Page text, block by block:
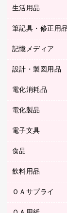
２穴リフィ
３０穴リフ
ＰＯＰ用品
スティックの
スプレーの
セロハンテー
デスクトレー
デスクマット
フロアケース
ブックエン
カウネットギ
カウネット
カウネットギ
生活用品
その他雑貨
キッチン用品
スポーツ・
スリッパ・サ
ティッシュペ
トイレットペ
ハンドソープ
ペーパータオ
筆記具・修正用品
シャープペン
シャープペ
ボールペン用
ボールペン（
マーキングペ
万年筆
記憶メディア
ブルーレイデ
メディア収納
ＣＤ－ＲＷ
ＤＶＤ
設計・製図用品
設計・製図用
電化消耗品
アルバム
デスクライト
乾電池・充電
懐中電灯・ラ
電化製品
その他電化製
キッチン・調
空調・季節家
ＡＶ機器・ア
電子文具
その他電子文
ラベルテープ
電卓
食品
菓子
飲料用品
お茶備品
インスタン
ＯＡサプライ